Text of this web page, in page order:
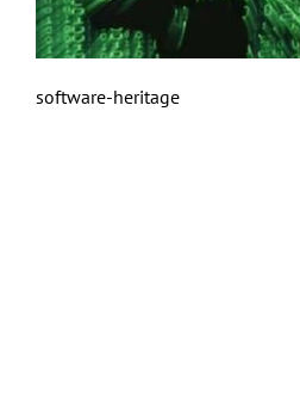
software-heritage